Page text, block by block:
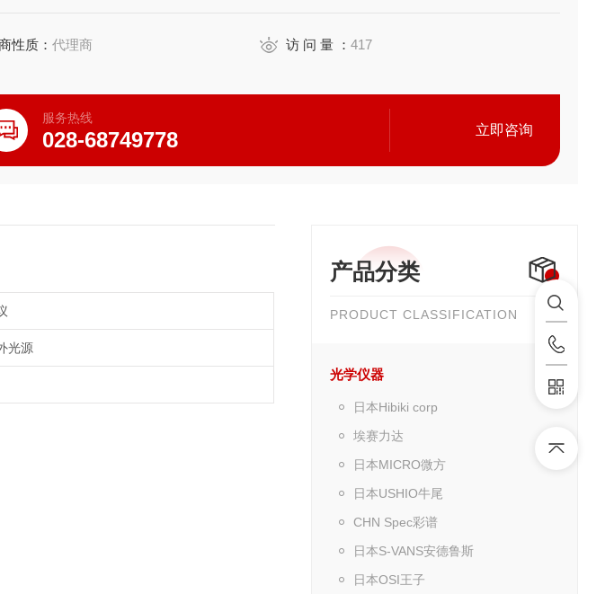
性质：代理商 访 问 量 ：417
服务热线
028-68749778 立即咨询
产品分类
PRODUCT CLASSIFICATION
光学仪器
日本Hibiki corp
埃赛力达
日本MICRO微方
日本USHIO牛尾
CHN Spec彩谱
日本S-VANS安德鲁斯
日本OSI王子
光源